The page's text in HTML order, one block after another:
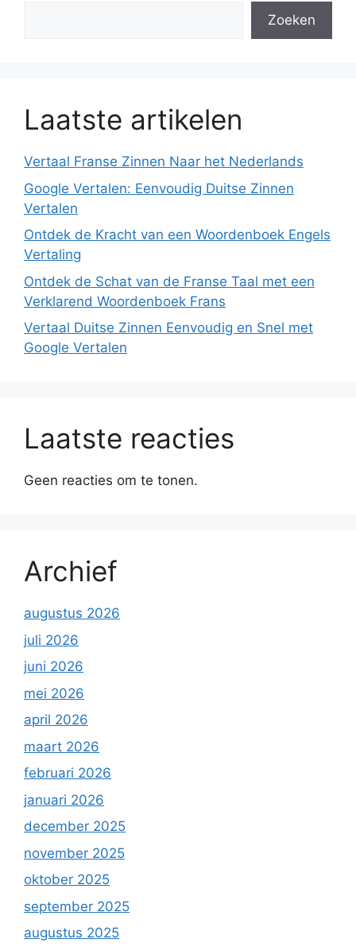
Zoeken
Laatste artikelen
Vertaal Franse Zinnen Naar het Nederlands
Google Vertalen: Eenvoudig Duitse Zinnen
Vertalen
Ontdek de Kracht van een Woordenboek Engels
Vertaling
Ontdek de Schat van de Franse Taal met een
Verklarend Woordenboek Frans
Vertaal Duitse Zinnen Eenvoudig en Snel met
Google Vertalen
Laatste reacties
Geen reacties om te tonen.
Archief
augustus 2026
juli 2026
juni 2026
mei 2026
april 2026
maart 2026
februari 2026
januari 2026
december 2025
november 2025
oktober 2025
september 2025
augustus 2025